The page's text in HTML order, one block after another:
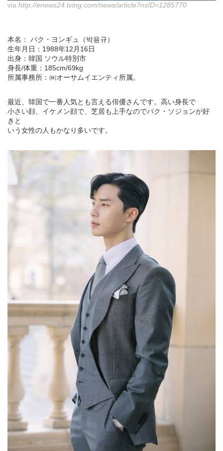
via http://enews24.tving.com/news/article?nsID=1285770
本名： パク・ヨンギュ（박용규）
生年月日：1988年12月16日
出身：韓国 ソウル特別市
身長/体重：185cm/69kg
所属事務所：㈱オーサムイエンティ所属。
最近、韓国で一番人気とも言える俳優さんです。高い身長で
小さい顔、イケメン顔で、芝居も上手なのでパク・ソジョンが好
きと
いう女性の人もかなり多いです。